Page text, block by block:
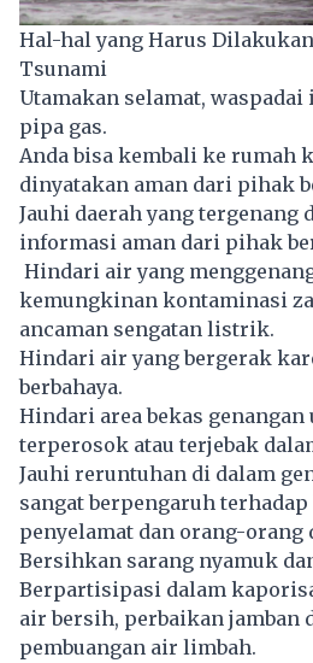
Hal-hal yang Harus
Tsunami
Utamakan selamat,
pipa gas.
Anda bisa kembali ke rumah
dinyatakan aman dari pihak
Jauhi daerah yang tergenang
informasi aman dari pihak
Hindari air yang
kemungkinan kontaminasi
ancaman sengatan listrik.
Hindari air yang bergerak
berbahaya.
Hindari area bekas
terperosok atau terjebak
Jauhi reruntuhan di dalam
sangat berpengaruh
penyelamat dan orang-orang
Bersihkan sarang nyamuk
Berpartisipasi dalam
air bersih, perbaikan jamban
pembuangan air limbah.